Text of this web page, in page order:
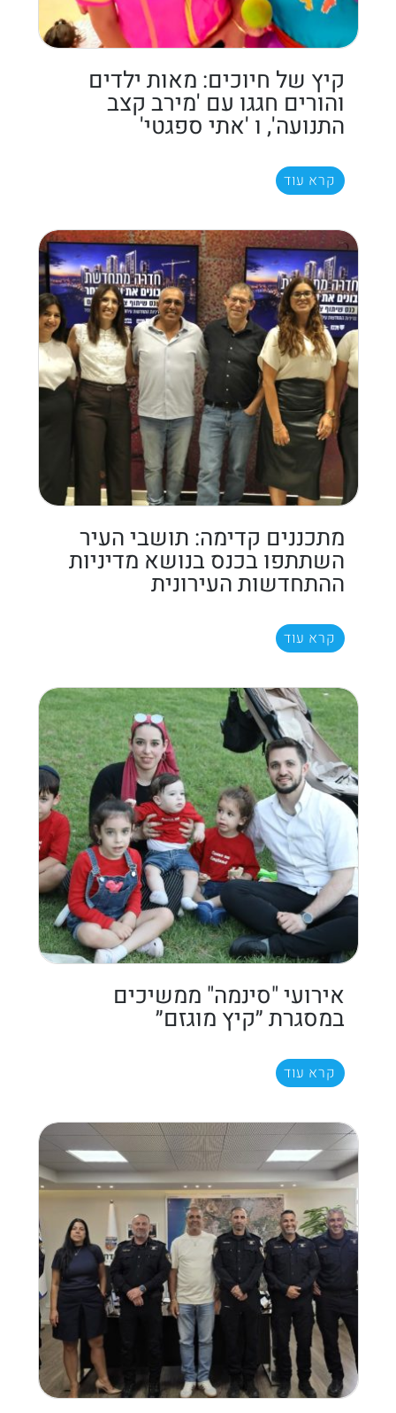
קיץ של חיוכים: מאות ילדים
והורים חגגו עם 'מירב קצב
התנועה', ו 'אתי ספגטי'
קרא עוד
מתכננים קדימה: תושבי העיר
השתתפו בכנס בנושא מדיניות
ההתחדשות העירונית
קרא עוד
אירועי "סינמה" ממשיכים
במסגרת ״קיץ מוגזם״
קרא עוד